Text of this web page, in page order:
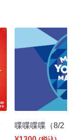
喋喋喋喋（8/2